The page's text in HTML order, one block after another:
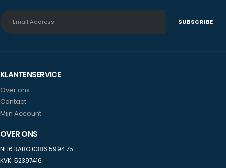
KLANTENSERVICE
Over ons
Contact
Mijn Account
OVER ONS
NL16 RABO 0386 5994 75
KVK: 52397416